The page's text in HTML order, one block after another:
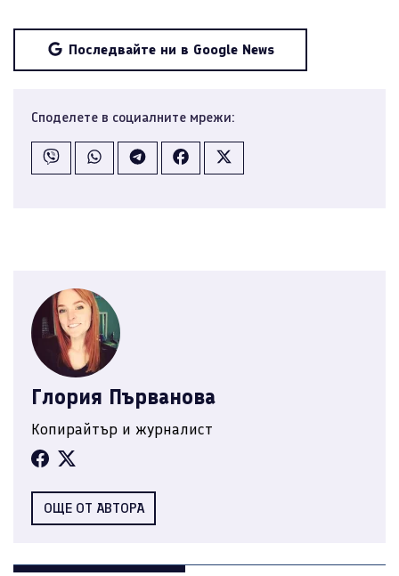
Последвайте ни в Google News
Споделете в социалните мрежи:
Глория Първанова
Копирайтър и журналист
ОЩЕ ОТ АВТОРА